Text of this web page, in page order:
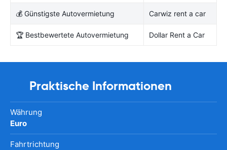
💰 Günstigste Autovermietung Carwiz rent a car
🏆 Bestbewertete Autovermietung Dollar Rent a Car
Praktische Informationen
Währung
Euro
Fahrtrichtung